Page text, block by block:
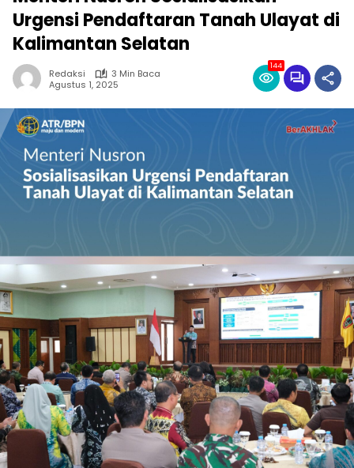
Urgensi Pendaftaran Tanah Ulayat di
Kalimantan Selatan
Redaksi
3 Min Baca
Agustus 1, 2025
144